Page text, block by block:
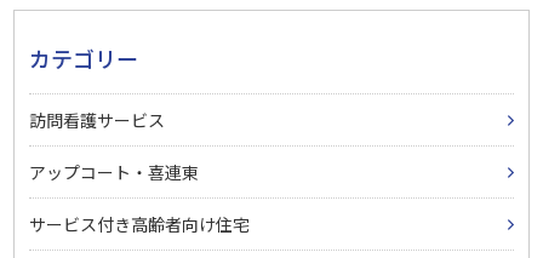
カテゴリー
訪問看護サービス
アップコート・喜連東
サービス付き高齢者向け住宅